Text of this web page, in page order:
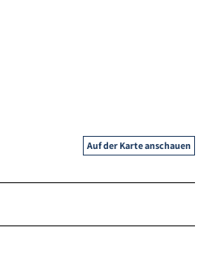
Auf der Karte anschauen